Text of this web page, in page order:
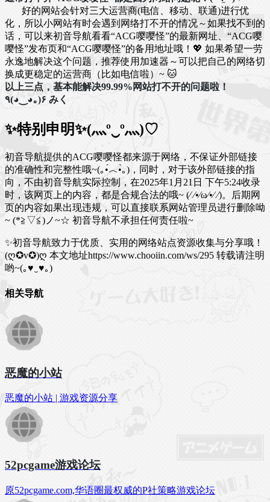
好的网站会针对三大运营商(电信、移动、联通)进行优
化，所以小网站有时会遇到网络打不开的情况～如果找不到的
话，可以来初音导航看看“ACG嘤嘤怪”的最新网址、“ACG嘤
嘤怪”发布页和“ACG嘤嘤怪”的备用地址哦！💖 如果希望一劳
永逸地解决这个问题，推荐使用加速器～可以把自己的网络切
换成更稳定的运营商（比如电信啦）~ 🐱
以上三点，基本能解决99.99%网站打不开的问题啦！
٩(◕‿◕｡)۶ みく
✨特别申明✨(灬º‿º灬)♡
初音导航提供的ACG嘤嘤怪都来源于网络，不保证外部链接
的准确性和完整性哦~(｡•́︿•̀｡)，同时，对于该外部链接的指
向，不由初音导航实际控制，在2025年1月21日 下午5:24收录
时，该网页上的内容，都是合规合法的哦~ (⁄ ⁄•⁄ω⁄•⁄ ⁄)。后期网
页的内容如果出现违规，可以直接联系网站管理员进行删除呦
~ (*≧▽≦)ノ~☆ 初音导航不承担任何责任啦~
✨初音导航致力于优质、实用的网络站点资源收集与分享哦！
(ღ✪v✪)ღ 本文地址https://www.chooiin.com/ws/295 转载请注明
哟~(｡♥‿♥｡)
相关导航
恶魔的小站
恶魔的小站 | 游戏资源分享
52pcgame游戏论坛
原52pcgame.com,华语圈最权威的P社策略游戏论坛